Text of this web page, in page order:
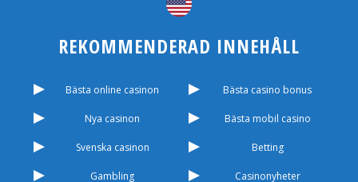
REKOMMENDERAD INNEHÅLL
Bästa online casinon Bästa casino bonus
Nya casinon Bästa mobil casino
Svenska casinon Betting
Gambling Casinonyheter